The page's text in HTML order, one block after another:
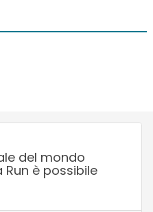
del mondo
è possibile